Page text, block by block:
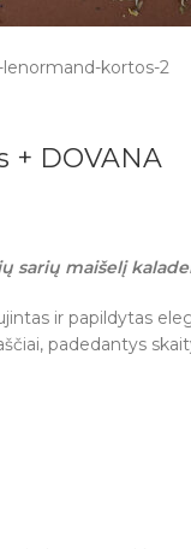
+ DOVANA
sarių maišelį
ir papildytas
padedantys